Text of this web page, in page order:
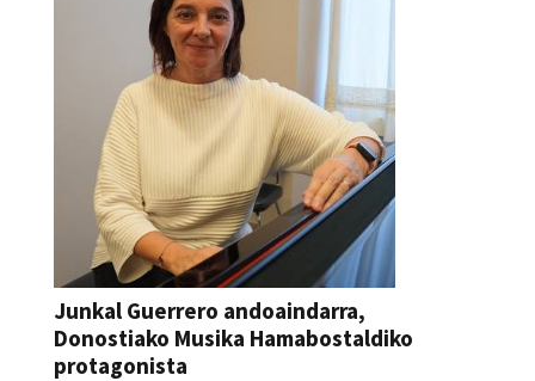
Junkal Guerrero andoaindarra,
Donostiako Musika Hamabostaldiko
protagonista